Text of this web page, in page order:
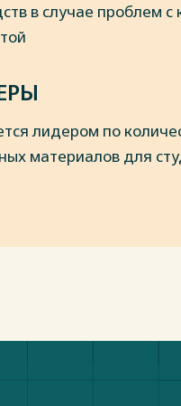
в случае проблем с
лидером по
материалов для